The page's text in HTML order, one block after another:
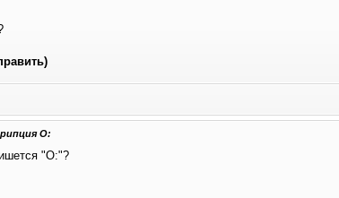
О:
"О:"?